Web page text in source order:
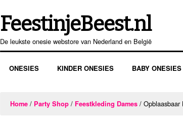
Ga
door
naar
Ga
direct
naar
inhoud
FeestinjeBeest.nl
De leukste onesie webstore van Nederland en België
ONESIES KINDER ONESIES BABY ONESIES
Home / Party Shop / Feestkleding Dames / Opblaasbaar